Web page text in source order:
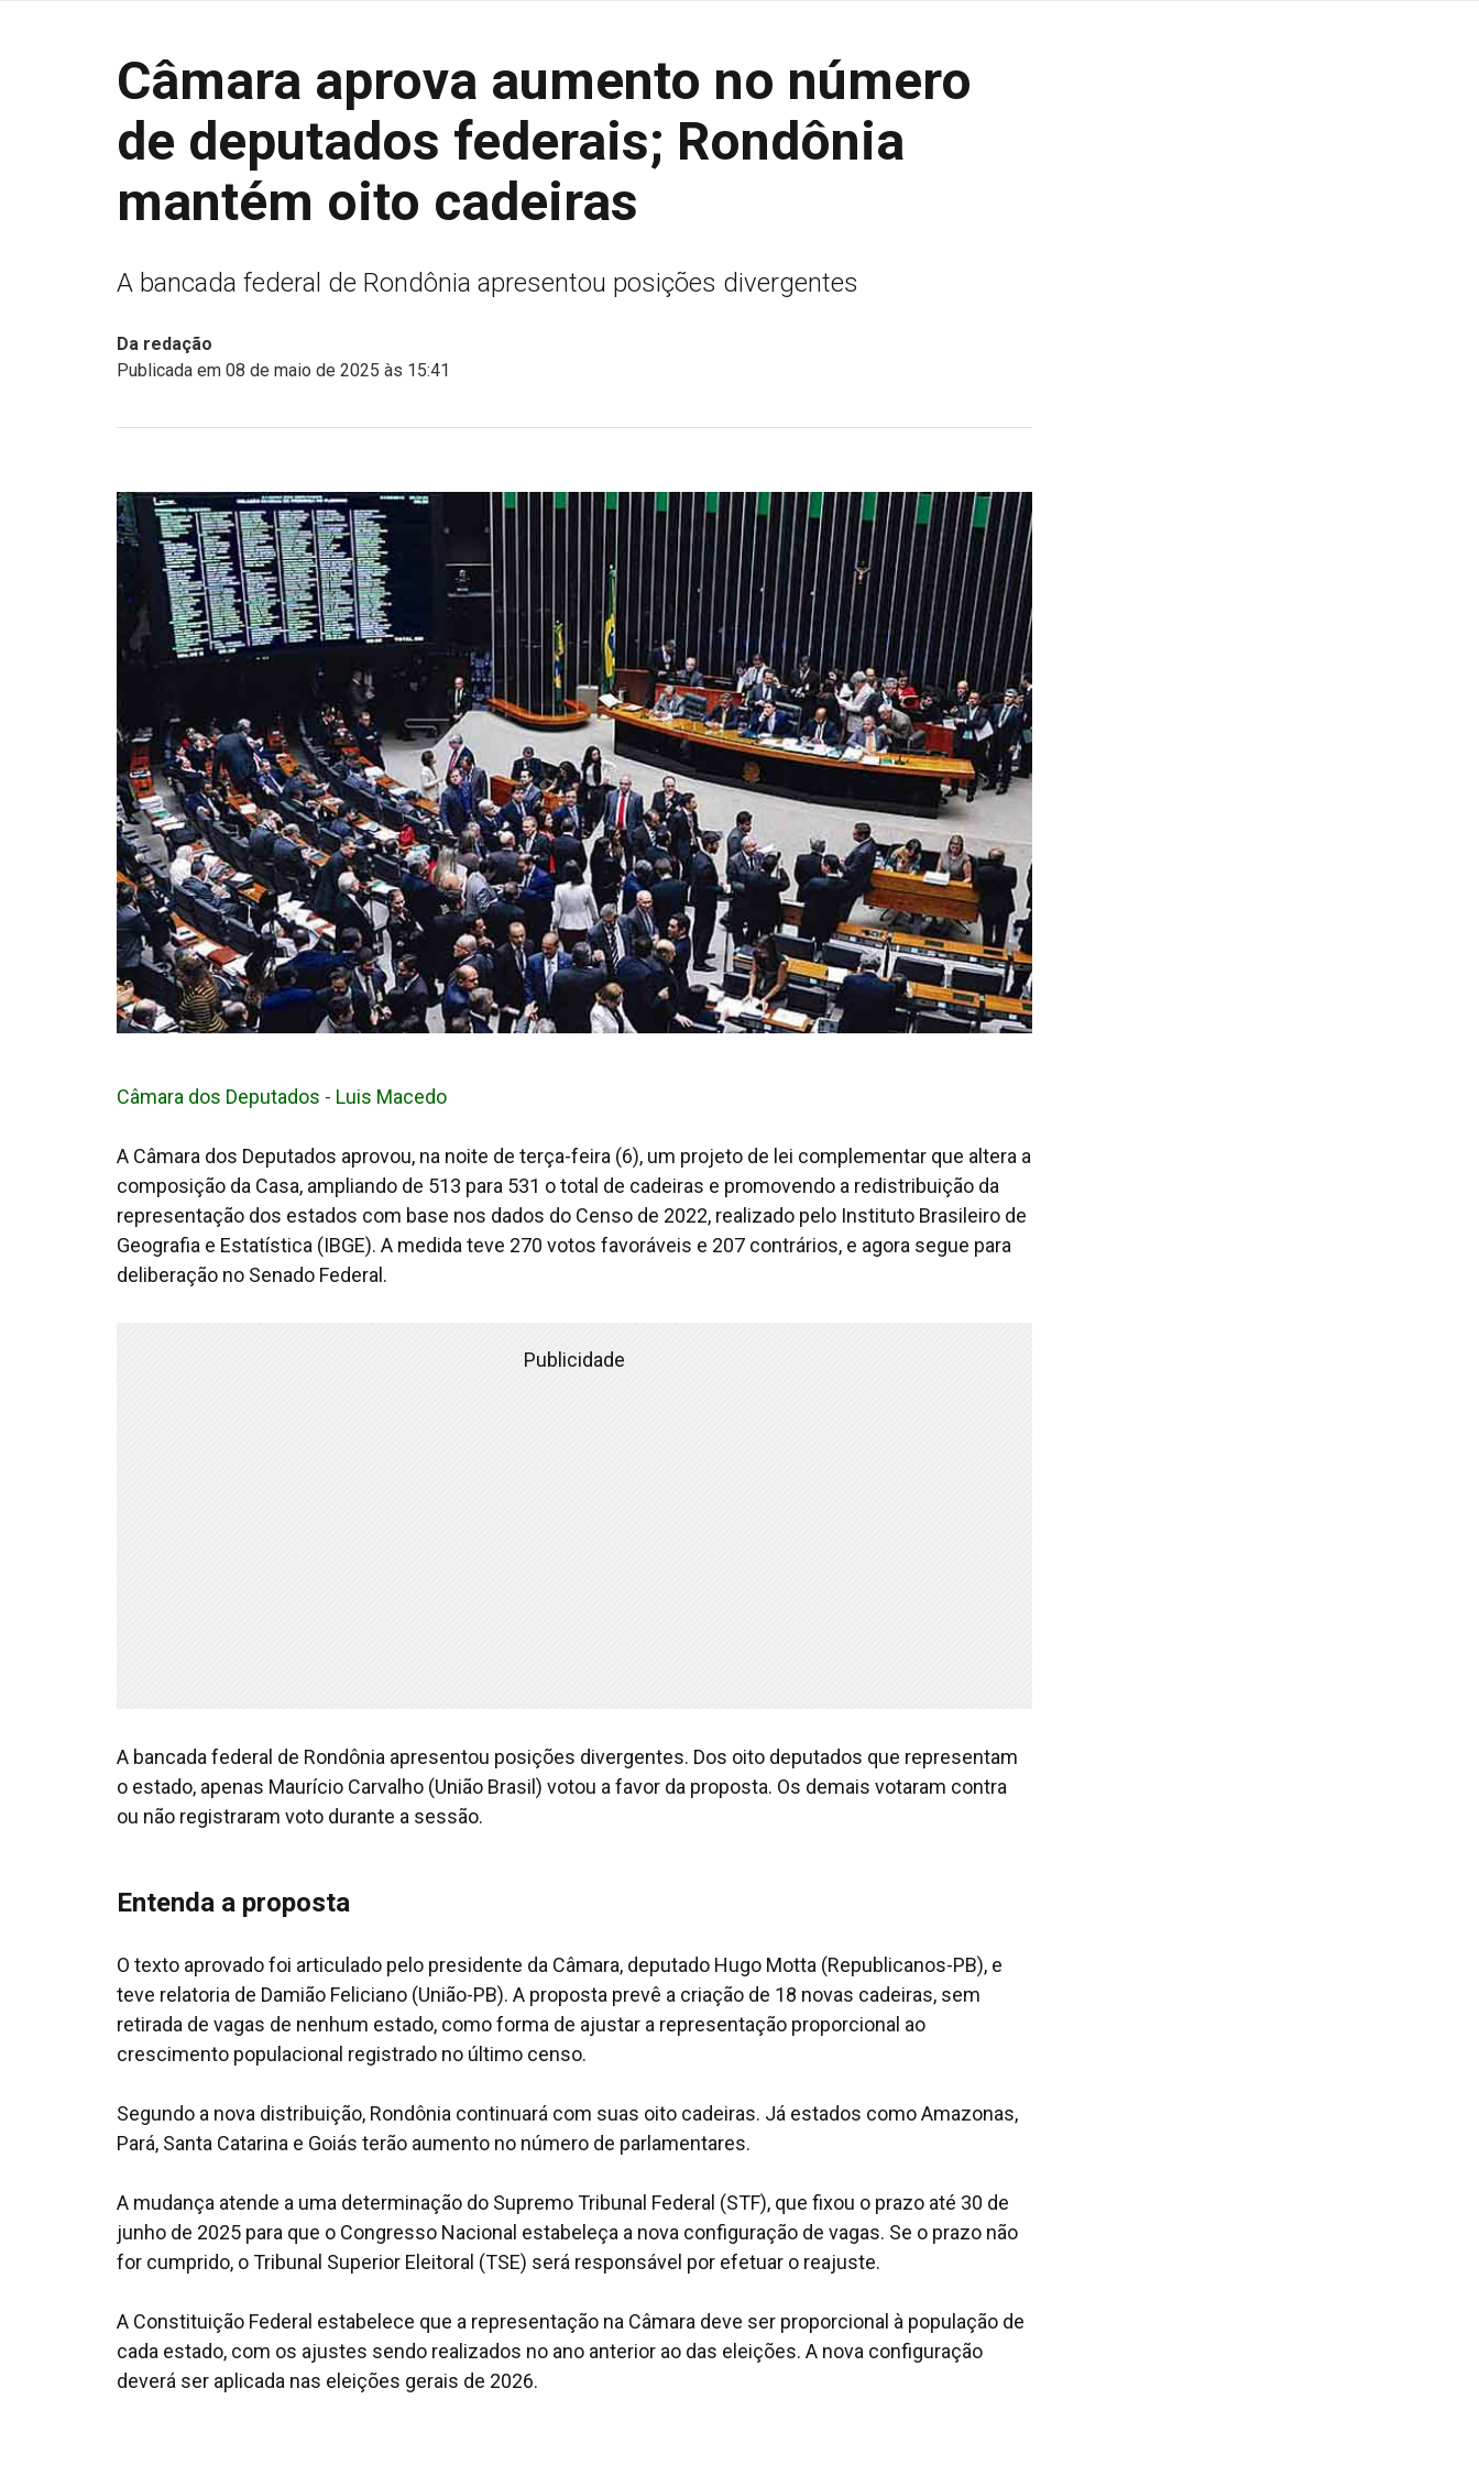
Câmara aprova aumento no número
de deputados federais; Rondônia
mantém oito cadeiras
A bancada federal de Rondônia apresentou posições divergentes
Da redação
Publicada em 08 de maio de 2025 às 15:41
Câmara dos Deputados - Luis Macedo
A Câmara dos Deputados aprovou, na noite de terça-feira (6), um projeto de lei complementar que altera a
composição da Casa, ampliando de 513 para 531 o total de cadeiras e promovendo a redistribuição da
representação dos estados com base nos dados do Censo de 2022, realizado pelo Instituto Brasileiro de
Geografia e Estatística (IBGE). A medida teve 270 votos favoráveis e 207 contrários, e agora segue para
deliberação no Senado Federal.
Publicidade
A bancada federal de Rondônia apresentou posições divergentes. Dos oito deputados que representam
o estado, apenas Maurício Carvalho (União Brasil) votou a favor da proposta. Os demais votaram contra
ou não registraram voto durante a sessão.
Entenda a proposta
O texto aprovado foi articulado pelo presidente da Câmara, deputado Hugo Motta (Republicanos-PB), e
teve relatoria de Damião Feliciano (União-PB). A proposta prevê a criação de 18 novas cadeiras, sem
retirada de vagas de nenhum estado, como forma de ajustar a representação proporcional ao
crescimento populacional registrado no último censo.
Segundo a nova distribuição, Rondônia continuará com suas oito cadeiras. Já estados como Amazonas,
Pará, Santa Catarina e Goiás terão aumento no número de parlamentares.
A mudança atende a uma determinação do Supremo Tribunal Federal (STF), que fixou o prazo até 30 de
junho de 2025 para que o Congresso Nacional estabeleça a nova configuração de vagas. Se o prazo não
for cumprido, o Tribunal Superior Eleitoral (TSE) será responsável por efetuar o reajuste.
A Constituição Federal estabelece que a representação na Câmara deve ser proporcional à população de
cada estado, com os ajustes sendo realizados no ano anterior ao das eleições. A nova configuração
deverá ser aplicada nas eleições gerais de 2026.